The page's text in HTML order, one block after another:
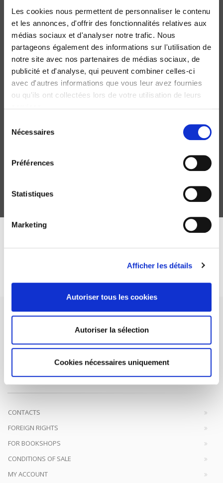
Les cookies nous permettent de personnaliser le contenu
et les annonces, d'offrir des fonctionnalités relatives aux
médias sociaux et d'analyser notre trafic. Nous
partageons également des informations sur l'utilisation de
notre site avec nos partenaires de médias sociaux, de
publicité et d'analyse, qui peuvent combiner celles-ci
avec d'autres informations que vous leur avez fournies
ou qu'ils ont collectées lors de votre utilisation de leurs
Nécessaires
Préférences
Statistiques
Marketing
Afficher les détails
Autoriser tous les cookies
Autoriser la sélection
Cookies nécessaires uniquement
Le Parti libéral dans le système constitutionnel
Subscribe today
SCIENCES PO UNIVERSITY PRESS has a threefold role: to publish
original research, to edit reference works for student use, and to
help public and political debate.continue
CONTACTS
FOREIGN RIGHTS
FOR BOOKSHOPS
CONDITIONS OF SALE
MY ACCOUNT